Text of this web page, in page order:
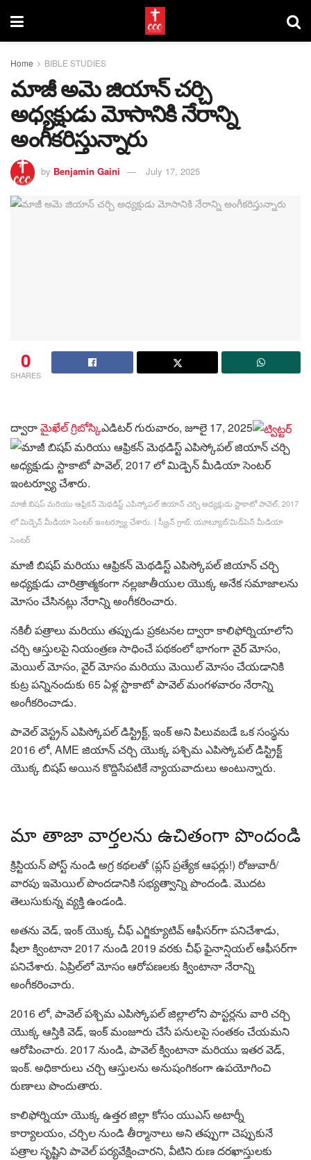
Home BIBLE STUDIES
మాజీ అమె జియాన్ చర్చి
అధ్యక్షుడు మోసానికి నేరాన్ని
అంగీకరిస్తున్నారు
by Benjamin Gaini July 17, 2025
0
SHARES
ద్వారామైఖేల్ గ్రిబోస్కిఎడిటర్గురువారం, జూలై 17, 2025
మాజీ బిషప్ మరియు ఆఫ్రికన్ మెథడిస్ట్ ఎపిస్కోపల్ జియాన్ చర్చి అధ్యక్షుడు స్టాకాటో పావెల్, 2017
లో మిడ్పెన్ మీడియా సెంటర్ ఇంటర్వ్యూ చేశారు. | స్క్రీన్ గ్రాబ్: యూట్యూబ్/మిడ్‌పెన్ మీడియా
సెంటర్
మాజీ బిషప్ మరియు ఆఫ్రికన్ మెథడిస్ట్ ఎపిస్కోపల్ జియాన్ చర్చి
అధ్యక్షుడు చారిత్రాత్మకంగా నల్లజాతీయుల యొక్క అనేక సమాజాలను
మోసం చేసినట్లు నేరాన్ని అంగీకరించారు.
నకిలీ పత్రాలు మరియు తప్పుడు ప్రకటనల ద్వారా కాలిఫోర్నియాలోని
చర్చి ఆస్తులపై నియంత్రణ సాధించే పథకంలో భాగంగా వైర్ మోసం,
మెయిల్ మోసం, వైర్ మోసం మరియు మెయిల్ మోసం చేయడానికి
కుట్ర పన్నినందుకు 65 ఏళ్ల స్టాకాటో పావెల్ మంగళవారం నేరాన్ని
అంగీకరించాడు.
పావెల్ వెస్ట్రన్ ఎపిస్కోపల్ డిస్ట్రిక్ట్, ఇంక్ అని పిలువబడే ఒక సంస్థను
2016 లో, AME జియాన్ చర్చి యొక్క పశ్చిమ ఎపిస్కోపల్ డిస్ట్రిక్ట్
యొక్క బిషప్ అయిన కొద్దిసేపటికే న్యాయవాదులు అంటున్నారు.
మా తాజా వార్తలను ఉచితంగా పొందండి
క్రిస్టియన్ పోస్ట్ నుండి అగ్ర కథలతో (ప్లస్ ప్రత్యేక ఆఫర్లు!) రోజువారీ/
వారపు ఇమెయిల్ పొందడానికి సభ్యత్వాన్ని పొందండి. మొదట
తెలుసుకున్న వ్యక్తి ఉండండి.
అతను వెడ్, ఇంక్ యొక్క చీఫ్ ఎగ్జిక్యూటివ్ ఆఫీసర్‌గా పనిచేశాడు,
షీలా క్వింటానా 2017 నుండి 2019 వరకు చీఫ్ ఫైనాన్షియల్ ఆఫీసర్‌గా
పనిచేశారు. ఏప్రిల్‌లో మోసం ఆరోపణలకు క్వింటానా నేరాన్ని
అంగీకరించారు.
2016 లో, పావెల్ పశ్చిమ ఎపిస్కోపల్ జిల్లాలోని పాస్టర్లను వారి చర్చి
యొక్క ఆస్తికి వెడ్, ఇంక్ మంజూరు చేసే పనులపై సంతకం చేయమని
ఆరోపించారు. 2017 నుండి, పావెల్ క్వింటానా మరియు ఇతర వెడ్,
ఇంక్. అధికారులు చర్చి ఆస్తులను అనుషంగికంగా ఉపయోగించి
రుణాలు పొందుతారు.
కాలిఫోర్నియా యొక్క ఉత్తర జిల్లా కోసం యుఎస్ అటార్నీ
కార్యాలయం, చర్చిల నుండి తీర్మానాలు అని తప్పుగా చెప్పుకునే
పత్రాల సృష్టిని పావెల్ పర్యవేక్షించారని, వీటిని రుణ దరఖాస్తులకు